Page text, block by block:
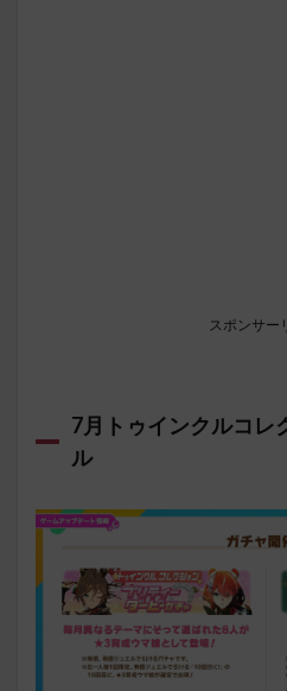
スポンサー
7月トゥインクルコレ
ル